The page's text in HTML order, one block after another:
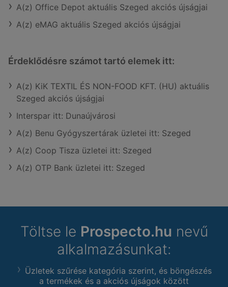
A(z) Office Depot aktuális Szeged akciós újságjai
A(z) eMAG aktuális Szeged akciós újságjai
Érdeklődésre számot tartó elemek itt:
A(z) KiK TEXTIL ÉS NON-FOOD KFT. (HU) aktuális
Szeged akciós újságjai
Interspar itt: Dunaújvárosi
A(z) Benu Gyógyszertárak üzletei itt: Szeged
A(z) Coop Tisza üzletei itt: Szeged
A(z) OTP Bank üzletei itt: Szeged
Töltse le Prospecto.hu nevű
alkalmazásunkat:
Üzletek szűrése kategória szerint, és böngészés
a termékek és a akciós újságok között